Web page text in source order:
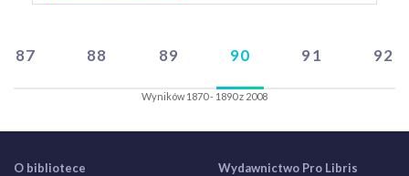
87 88 89 90 91 92
Wyników 1870 - 1890 z 2008
O bibliotece
Wydawnictwo Pro Libris